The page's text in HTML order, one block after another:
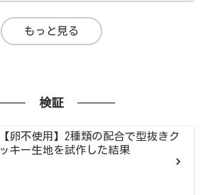
もっと見る
検証
【卵不使用】2種類の配合で型抜きク
ッキー生地を試作した結果